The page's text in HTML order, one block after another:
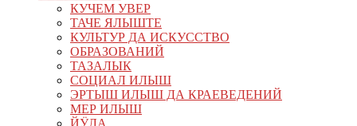
КУЧЕМ УВЕР
ТАЧЕ ЯЛЫШТЕ
КУЛЬТУР ДА ИСКУССТВО
ОБРАЗОВАНИЙ
ТАЗАЛЫК
СОЦИАЛ ИЛЫШ
ЭРТЫШ ИЛЫШ ДА КРАЕВЕДЕНИЙ
МЕР ИЛЫШ
ЙӰЛА